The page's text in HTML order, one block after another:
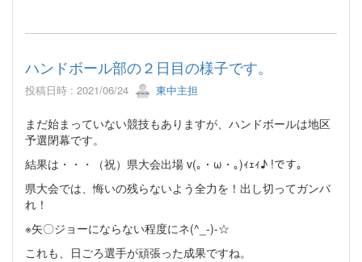
ハンドボール部の２日目の様子です。
投稿日時 : 2021/06/24 東中主担
まだ始まっていない競技もありますが、ハンドボールは地区
予選閉幕です。
結果は・・・（祝）県大会出場 v(｡・ω・｡)ｨｪｨ♪ !です。
県大会では、悔いの残らないよう全力を！出し切ってガンバ
れ！
※矢〇ジョーにならない程度にネ(^_-)-☆
これも、日ごろ選手が頑張った成果ですね。